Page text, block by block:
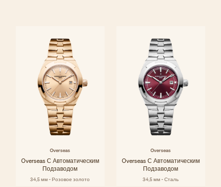
Overseas
Overseas С Автоматическим
Подзаводом
34,5 мм - Розовое золото
Overseas
Overseas С Автоматическим
Подзаводом
34,5 мм - Сталь